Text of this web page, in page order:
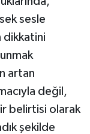
sesle
dikkatini
artan
değil,
belirtisi olarak
şekilde